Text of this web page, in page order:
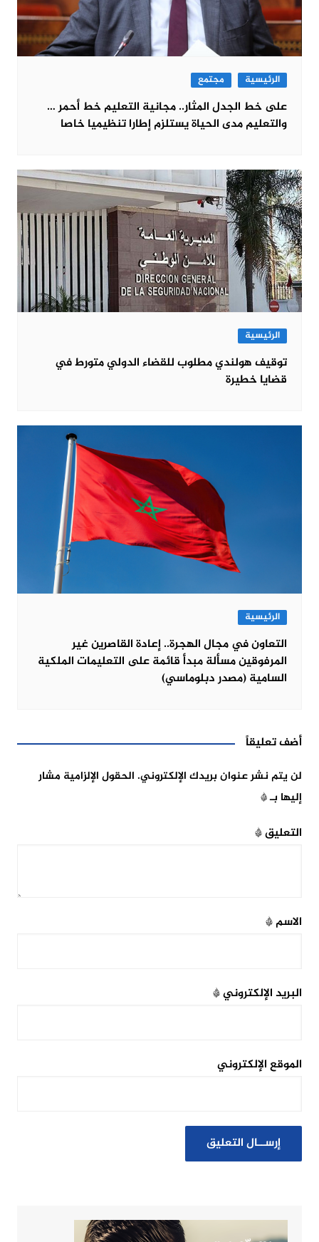
الرئيسية مجتمع
على خط الجدل المثار.. مجانية التعليم خط أحمر …
والتعليم مدى الحياة يستلزم إطارا تنظيميا خاصا
الرئيسية
توقيف هولندي مطلوب للقضاء الدولي متورط في
قضايا خطيرة
الرئيسية
التعاون في مجال الهجرة.. إعادة القاصرين غير
المرفوقين مسألة مبدأ قائمة على التعليمات الملكية
السامية (مصدر دبلوماسي)
أضف تعليقاً
لن يتم نشر عنوان بريدك الإلكتروني. الحقول الإلزامية مشار
إليها بـ*
التعليق*
الاسم*
البريد الإلكتروني*
الموقع الإلكتروني